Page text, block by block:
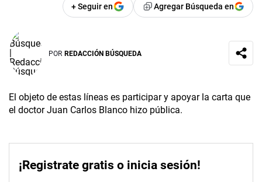
+ Seguir en Agregar Búsqueda en
POR REDACCIÓN BÚSQUEDA
El objeto de estas líneas es participar y apoyar la carta que
el doctor Juan Carlos Blanco hizo pública.
¡Registrate gratis o inicia sesión!